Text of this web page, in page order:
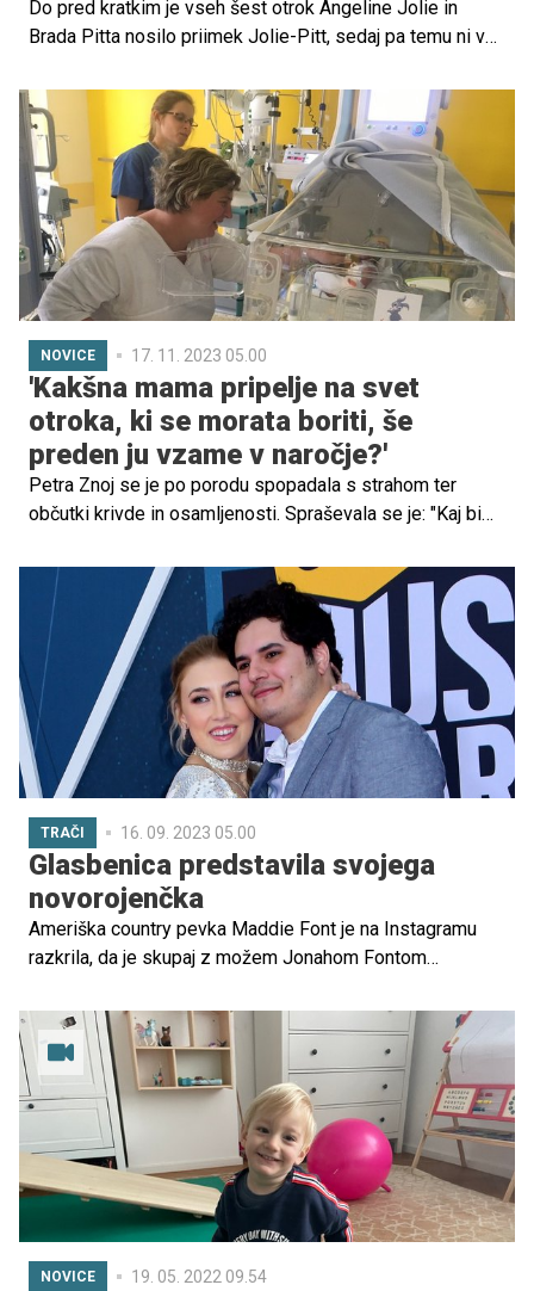
Do pred kratkim je vseh šest otrok Angeline Jolie in
Brada Pitta nosilo priimek Jolie-Pitt, sedaj pa temu ni več
NOVICE 17. 11. 2023 05.00
'Kakšna mama pripelje na svet
otroka, ki se morata boriti, še
preden ju vzame v naročje?'
Petra Znoj se je po porodu spopadala s strahom ter
občutki krivde in osamljenosti. Spraševala se je: "Kaj bi
prezgodnji porod? Kako bi lahko svojima dvojčkoma
pomagala v borbi za življenje?" Njen vsakdan je bil poln
negotovosti in skrbi za preživetje njenih nedonošenčkov.
Ogromno moč je za njiju črpala iz sebe, največjo uteho pa
je našla pri mamicah, ki so preživljale podobno. Takrat se
je rodil projekt "Junaki prvega nadstropja" in z njim se
zdaj širi glas, ki naj ga slišijo vse mamice
nedonošenčkov. Tiste, ki so že, in tiste, ki še bodo.
TRAČI 16. 09. 2023 05.00
Glasbenica predstavila svojega
novorojenčka
Ameriška country pevka Maddie Font je na Instagramu
razkrila, da je skupaj z možem Jonahom Fontom
Fonta. Kljub težavnemu porodu, ki se je končal s carskim
rezom, je izrazila veliko hvaležnost do bolnišničnega
osebja.
NOVICE 19. 05. 2022 09.54